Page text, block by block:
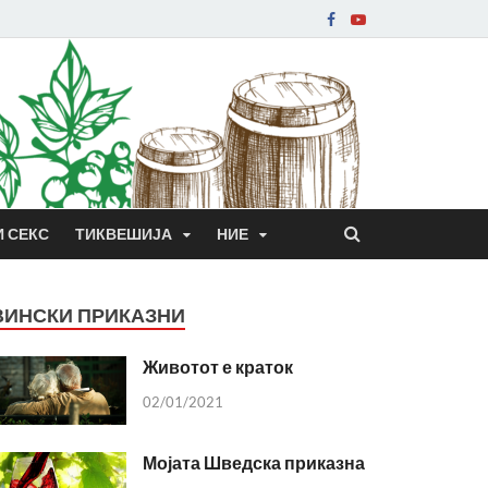
СЕКС ТИКВЕШИЈА НИЕ
ПРИКАЗНИ
Животот е краток
02/01/2021
Мојата Шведска приказна